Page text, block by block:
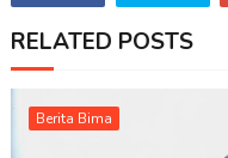
RELATED POSTS
Berita Bima